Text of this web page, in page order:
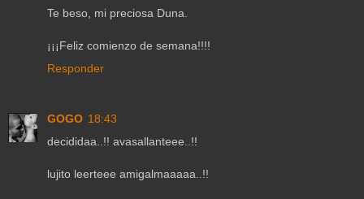
Te beso, mi preciosa Duna.
¡¡¡Feliz comienzo de semana!!!!
Responder
GOGO 18:43
decididaa..!! avasallanteee..!!
lujito leerteee amigalmaaaaa..!!